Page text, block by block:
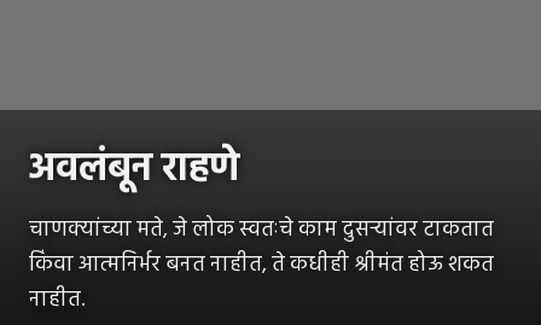
अवलंबून राहणे
चाणक्यांच्या मते, जे लोक स्वतःचे काम दुसऱ्यांवर टाकतात
किंवा आत्मनिर्भर बनत नाहीत, ते कधीही श्रीमंत होऊ शकत
नाहीत.